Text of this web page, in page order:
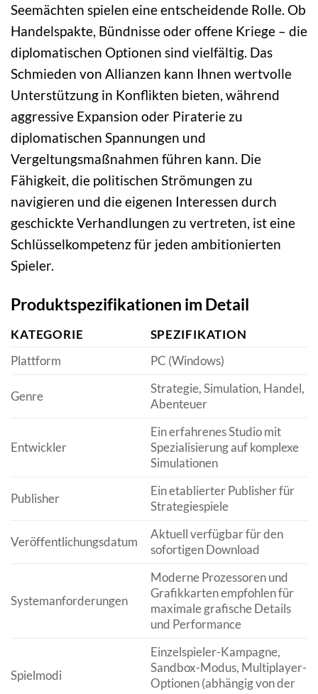
Seemächten spielen eine entscheidende Rolle. Ob
Handelspakte, Bündnisse oder offene Kriege – die
diplomatischen Optionen sind vielfältig. Das
Schmieden von Allianzen kann Ihnen wertvolle
Unterstützung in Konflikten bieten, während
aggressive Expansion oder Piraterie zu
diplomatischen Spannungen und
Vergeltungsmaßnahmen führen kann. Die
Fähigkeit, die politischen Strömungen zu
navigieren und die eigenen Interessen durch
geschickte Verhandlungen zu vertreten, ist eine
Schlüsselkompetenz für jeden ambitionierten
Spieler.
Produktspezifikationen im Detail
KATEGORIE
SPEZIFIKATION
Plattform
PC (Windows)
Genre
Strategie, Simulation, Handel,
Abenteuer
Entwickler
Ein erfahrenes Studio mit
Spezialisierung auf komplexe
Simulationen
Publisher
Ein etablierter Publisher für
Strategiespiele
Veröffentlichungsdatum
Aktuell verfügbar für den
sofortigen Download
Systemanforderungen
Moderne Prozessoren und
Grafikkarten empfohlen für
maximale grafische Details
und Performance
Spielmodi
Einzelspieler-Kampagne,
Sandbox-Modus, Multiplayer-
Optionen (abhängig von der